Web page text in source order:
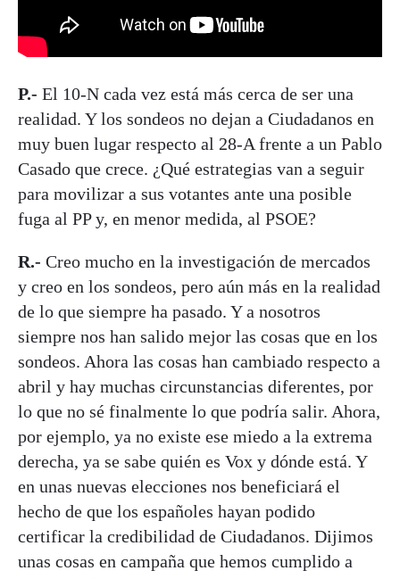
P.- El 10-N cada vez está más cerca de ser una
realidad. Y los sondeos no dejan a Ciudadanos en
muy buen lugar respecto al 28-A frente a un Pablo
Casado que crece. ¿Qué estrategias van a seguir
para movilizar a sus votantes ante una posible
fuga al PP y, en menor medida, al PSOE?
R.- Creo mucho en la investigación de mercados
y creo en los sondeos, pero aún más en la realidad
de lo que siempre ha pasado. Y a nosotros
siempre nos han salido mejor las cosas que en los
sondeos. Ahora las cosas han cambiado respecto a
abril y hay muchas circunstancias diferentes, por
lo que no sé finalmente lo que podría salir. Ahora,
por ejemplo, ya no existe ese miedo a la extrema
derecha, ya se sabe quién es Vox y dónde está. Y
en unas nuevas elecciones nos beneficiará el
hecho de que los españoles hayan podido
certificar la credibilidad de Ciudadanos. Dijimos
unas cosas en campaña que hemos cumplido a